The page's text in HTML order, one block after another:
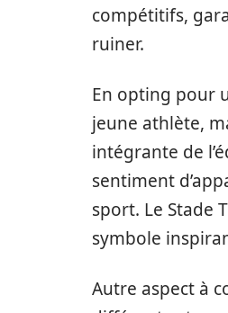
compétitifs,
ruiner.
En opting pour
jeune athlète,
intégrante de
sentiment
sport. Le Stade
symbole
Autre aspect à